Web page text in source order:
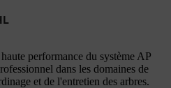
performance du système AP
dans les domaines de
et de l'entretien des arbres.